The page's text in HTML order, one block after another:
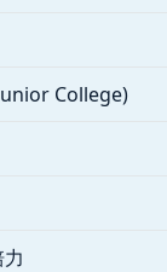
College)